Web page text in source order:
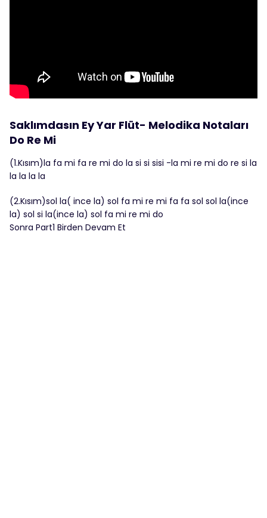
Saklımdasın Ey Yar Flüt- Melodika Notaları
Do Re Mi
(1.Kısım)la fa mi fa re mi do la si si sisi -la mi re mi do re si la
la la la la
(2.Kısım)sol la( ince la) sol fa mi re mi fa fa sol sol la(ince
la) sol si la(ince la) sol fa mi re mi do
Sonra Part1 Birden Devam Et